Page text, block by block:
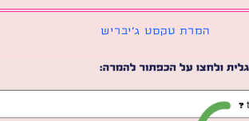
המרת טקסט ג׳יבריש